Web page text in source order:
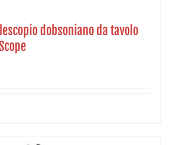
dobsoniano da tavolo